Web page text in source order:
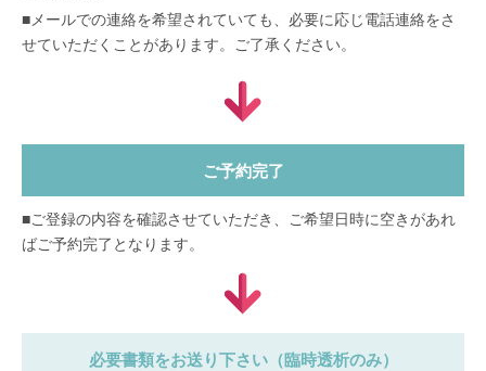
■メールでの連絡を希望されていても、必要に応じ電話連絡をさ
せていただくことがあります。ご了承ください。
ご予約完了
■ご登録の内容を確認させていただき、ご希望日時に空きがあれ
ばご予約完了となります。
必要書類をお送り下さい（臨時透析のみ）